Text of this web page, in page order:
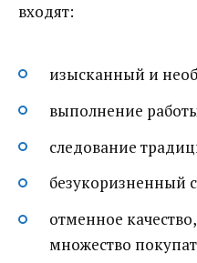
входят:
изысканный и
выполнение
следование
безукоризненный
отменное
множество